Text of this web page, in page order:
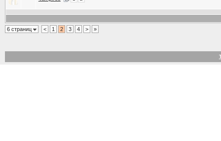
6 страниц < 1 2 3 4 > »